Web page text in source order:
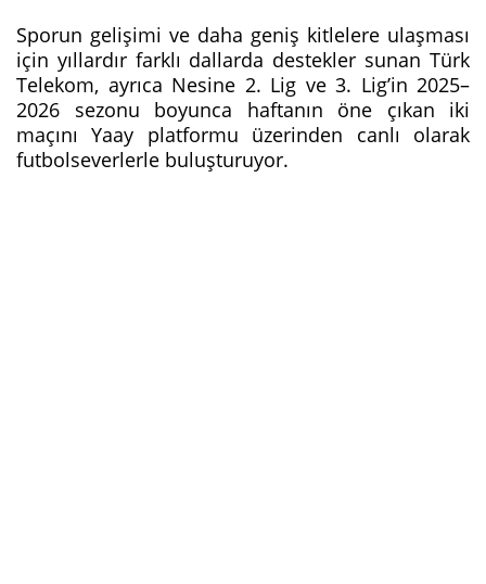
Sporun gelişimi ve daha geniş kitlelere ulaşması
için yıllardır farklı dallarda destekler sunan Türk
Telekom, ayrıca Nesine 2. Lig ve 3. Lig’in 2025–
2026 sezonu boyunca haftanın öne çıkan iki
maçını Yaay platformu üzerinden canlı olarak
futbolseverlerle buluşturuyor.